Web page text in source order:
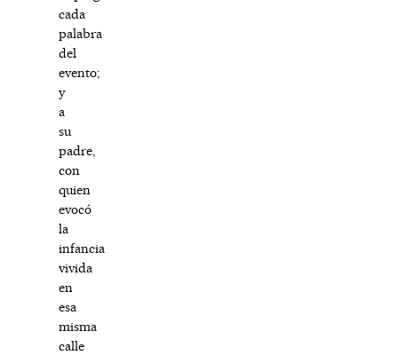
cada
palabra
del
evento;
y
a
su
padre,
con
quien
evocó
la
infancia
vivida
en
esa
misma
calle